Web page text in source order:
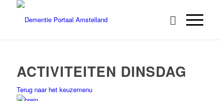
ACTIVITEITEN DINSDAG
Terug naar het keuzemenu